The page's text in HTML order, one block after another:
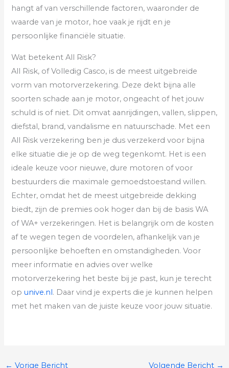
hangt af van verschillende factoren, waaronder de
waarde van je motor, hoe vaak je rijdt en je
persoonlijke financiële situatie.
Wat betekent All Risk?
All Risk, of Volledig Casco, is de meest uitgebreide
vorm van motorverzekering. Deze dekt bijna alle
soorten schade aan je motor, ongeacht of het jouw
schuld is of niet. Dit omvat aanrijdingen, vallen, slippen,
diefstal, brand, vandalisme en natuurschade. Met een
All Risk verzekering ben je dus verzekerd voor bijna
elke situatie die je op de weg tegenkomt. Het is een
ideale keuze voor nieuwe, dure motoren of voor
bestuurders die maximale gemoedstoestand willen.
Echter, omdat het de meest uitgebreide dekking
biedt, zijn de premies ook hoger dan bij de basis WA
of WA+ verzekeringen. Het is belangrijk om de kosten
af te wegen tegen de voordelen, afhankelijk van je
persoonlijke behoeften en omstandigheden. Voor
meer informatie en advies over welke
motorverzekering het beste bij je past, kun je terecht
opunive.nl. Daar vind je experts die je kunnen helpen
met het maken van de juiste keuze voor jouw situatie.
← Vorige Bericht Volgende Bericht →